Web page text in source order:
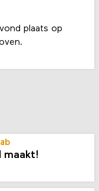
plaats op
maakt!